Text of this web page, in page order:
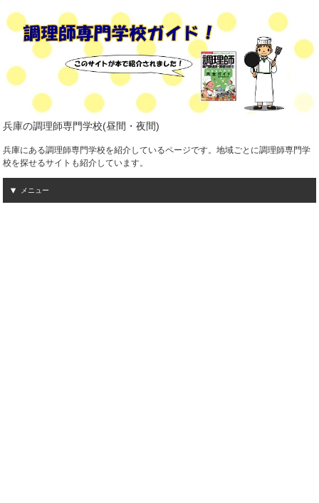
兵庫の調理師専門学校(昼間・夜間)
兵庫にある調理師専門学校を紹介しているページです。地域ごとに調理師専門学
校を探せるサイトも紹介しています。
メニュー